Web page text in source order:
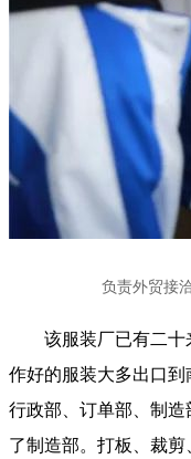
负责外贸接
该服装厂已有二十
作好的服装大多出口到
行政部、订单部、制
了制造部。打板、裁